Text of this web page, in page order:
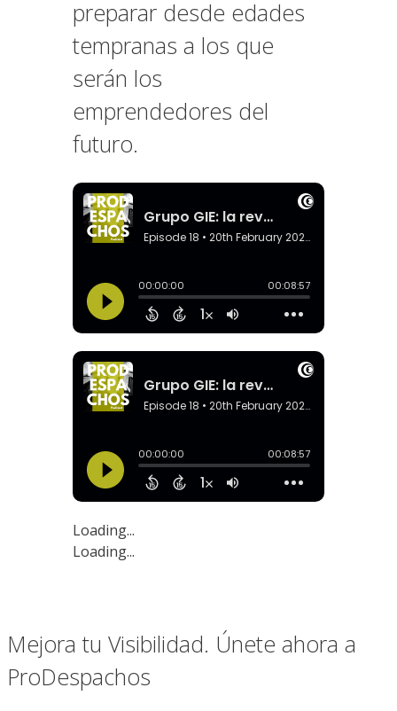
preparar desde edades
tempranas a los que
serán los
emprendedores del
futuro.
Loading...
Loading...
Mejora tu Visibilidad. Únete ahora a
ProDespachos